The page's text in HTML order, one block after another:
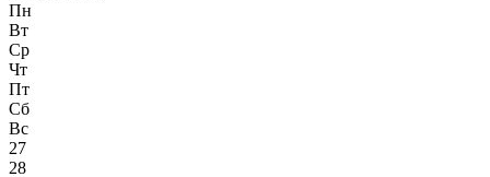
Пн
Вт
Ср
Чт
Пт
Сб
Вс
27
28